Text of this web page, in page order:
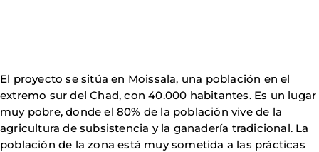
El proyecto se sitúa en Moissala, una población en el
extremo sur del Chad, con 40.000 habitantes. Es un lugar
muy pobre, donde el 80% de la población vive de la
agricultura de subsistencia y la ganadería tradicional. La
población de la zona está muy sometida a las prácticas